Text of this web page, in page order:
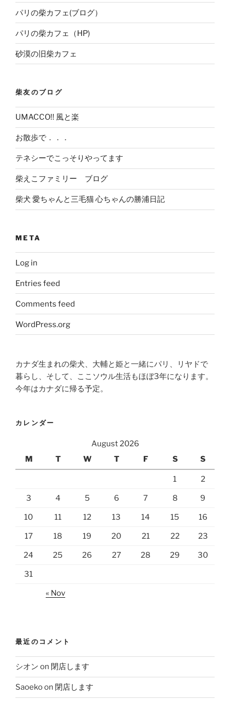
パリの柴カフェ(ブログ）
パリの柴カフェ（HP)
砂漠の旧柴カフェ
柴友のブログ
UMACCO!! 風と楽
お散歩で．．．
テネシーでこっそりやってます
柴えこファミリー ブログ
柴犬 愛ちゃんと三毛猫 心ちゃんの勝浦日記
META
Log in
Entries feed
Comments feed
WordPress.org
カナダ生まれの柴犬、大輔と姫と一緒にパリ、リヤドで
暮らし、そして、ここソウル生活もほぼ3年になります。
今年はカナダに帰る予定。
カレンダー
August 2026
M
T W T F S S
1 2
3 4 5 6 7 8 9
10 11 12 13 14 15 16
17 18 19 20 21 22 23
24 25 26 27 28 29 30
31
« Nov
最近のコメント
シオン on 閉店します
Saoekoon 閉店します